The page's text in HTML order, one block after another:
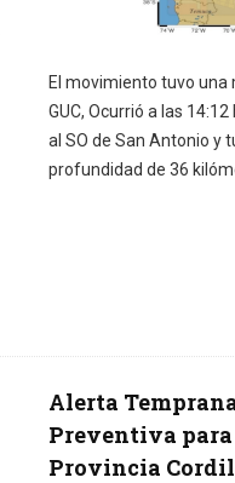
El movimiento tuvo una
GUC, Ocurrió a las
al SO de San Antonio y
profundidad de 36
Alerta
Preventiva
Provincia